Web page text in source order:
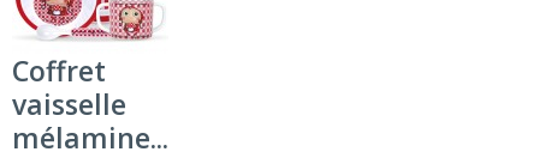
Coffret
vaisselle
mélamine...